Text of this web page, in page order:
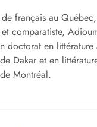
de français au
comparatiste,
doctorat en
de Dakar et en
Montréal.